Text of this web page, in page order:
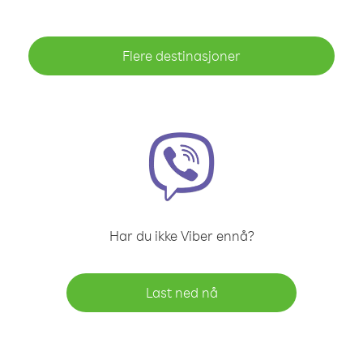
Flere destinasjoner
Har du ikke Viber ennå?
Last ned nå